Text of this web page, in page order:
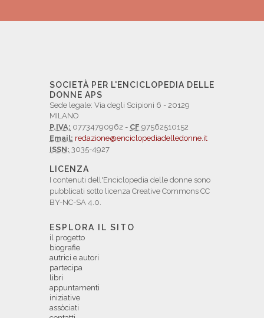
SOCIETÀ PER L'ENCICLOPEDIA DELLE
DONNE APS
Sede legale: Via degli Scipioni 6 - 20129
MILANO
P.IVA: 07734790962 - CF 97562510152
Email: redazione@enciclopediadelledonne.it
ISSN: 3035-4927
LICENZA
I contenuti dell'Enciclopedia delle donne sono
pubblicati sotto licenza Creative Commons CC
BY-NC-SA 4.0.
ESPLORA IL SITO
il progetto
biografie
autrici e autori
partecipa
libri
appuntamenti
iniziative
assòciati